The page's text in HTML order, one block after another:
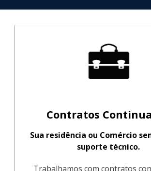
Contratos
Sua residência ou Comércio
suporte técnico.
Trabalhamos com contratos